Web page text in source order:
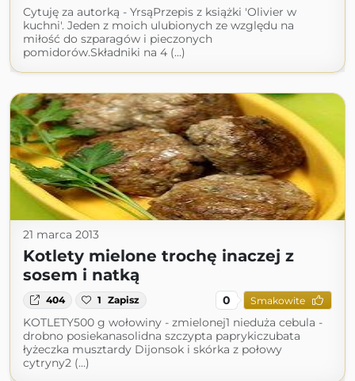
Cytuję za autorką - YrsąPrzepis z książki 'Olivier w
kuchni'. Jeden z moich ulubionych ze względu na
miłość do szparagów i pieczonych
pomidorów.Składniki na 4 (...)
21 marca 2013
Kotlety mielone trochę inaczej z
sosem i natką
404 1 Zapisz 0 Smakowite
KOTLETY500 g wołowiny - zmielonej1 nieduża cebula -
drobno posiekanasolidna szczypta paprykiczubata
łyżeczka musztardy Dijonsok i skórka z połowy
cytryny2 (...)